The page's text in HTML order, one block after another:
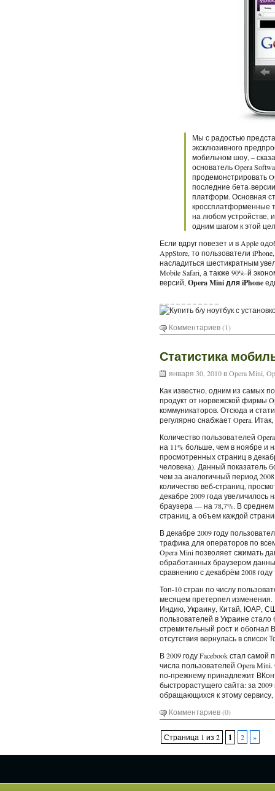
Мы с радостью
эксклюзивного
мобильном шоу, –
основатель Opera
продемонстрировать
последние бета-
платформ. Основная
кроссплатформенные
на любом устройстве,
одним шагом к этой
Если вдруг повезет и в Apple
AppStore, то пользователи
насладиться шестикратным
Mobile Safari, а также 90%-й
версий, Opera Mini для iPhone
Комментариев (1)
Статистика
января 30, 2010 вOpera Mini
Как известно, одним из самых
продукт от норвежской фирмы
коммуникаторов. Отсюда и
регулярно снабжает Opera.
Количество пользователей
на 11% больше, чем в ноябре и
просмотренных страниц в
человека). Данный показатель
чем за аналогичный период
количество веб-страниц,
декабре 2009 года увеличилось
браузера — на 78,7%. В
страниц, а объем каждой
В декабре 2009 году
трафика для операторов по
Opera Mini позволяет сжимать
обработанных браузером
сравнению с декабрём 2008
Топ-10 стран по числу
месяцем претерпел
Индию, Украину, Китай, ЮАР,
пользователей в Украине
стремительный рост и обогнал
отсутствия вернулась в список
В 2009 году Facebook стал
числа пользователей Opera
по-прежнему принадлежит
быстрорастущего сайта: за
обращающихся к этому сервису,
Комментариев (0)
Страница 1 из 2 1 2 »